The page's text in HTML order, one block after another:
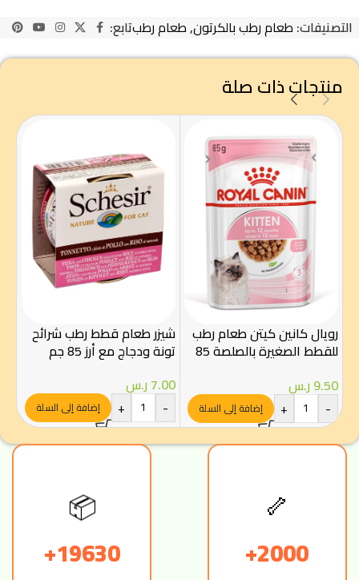
التصنيفات: طعام رطب بالكرتون,طعام رطبتابع:
منتجات ذات صلة
رويال كانين كيتن طعام رطب
للقطط الصغيرة بالصلصة 85
9.50ر.س
-
+ إضافة إلى السلة
شيزر طعام قطط رطب شرائح
تونة ودجاج مع أرز 85 جم
7.00ر.س
-
+ إضافة إلى السلة
🦴
2000+
📦
19630+